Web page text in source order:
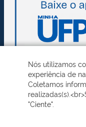
Nós utilizamos
experiência de
Coletamos
"Ciente".